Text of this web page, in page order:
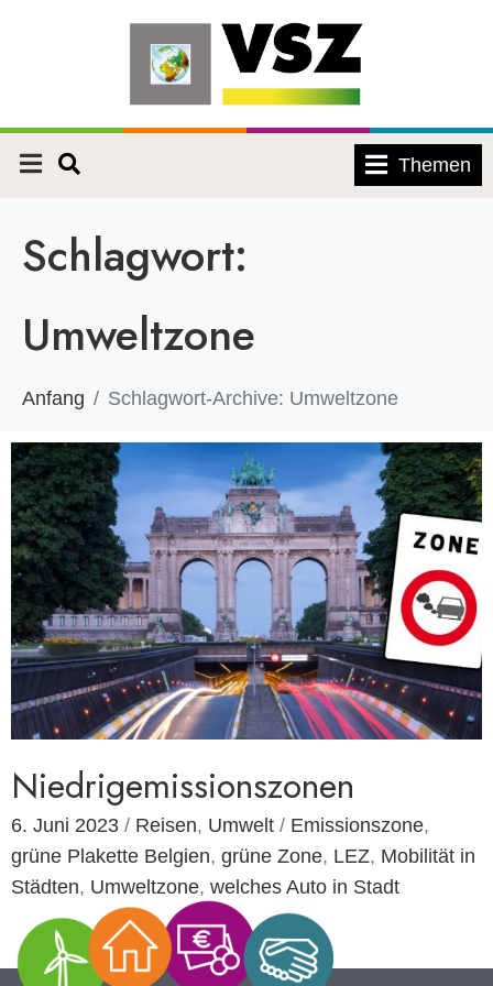
Themen
Schlagwort:
Umweltzone
Anfang Schlagwort-Archive: Umweltzone
Niedrigemissionszonen
6. Juni 2023 / Reisen, Umwelt / Emissionszone,
grüne Plakette Belgien, grüne Zone, LEZ, Mobilität in
Städten, Umweltzone, welches Auto in Stadt